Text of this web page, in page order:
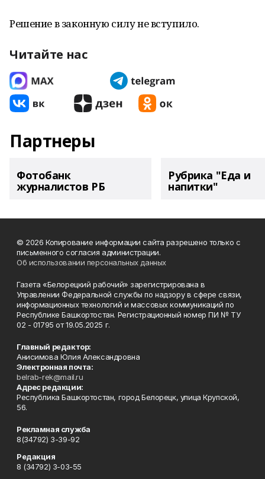
Решение в законную силу не вступило.
Читайте нас
Партнеры
Фотобанк
журналистов РБ
Рубрика "Еда и
напитки"
© 2026 Копирование информации сайта разрешено только с
письменного согласия администрации.
Об использовании персональных данных
Газета «Белорецкий рабочий» зарегистрирована в
Управлении Федеральной службы по надзору в сфере связи,
информационных технологий и массовых коммуникаций по
Республике Башкортостан. Регистрационный номер ПИ № ТУ
02 - 01795 от 19.05.2025 г.
Главный редактор:
Анисимова Юлия Александровна
Электронная почта:
belrab-rek@mail.ru
Адрес редакции:
Республика Башкортостан, город Белорецк, улица Крупской,
56.
Рекламная служба
8(34792) 3-39-92
Редакция
8 (34792) 3-03-55